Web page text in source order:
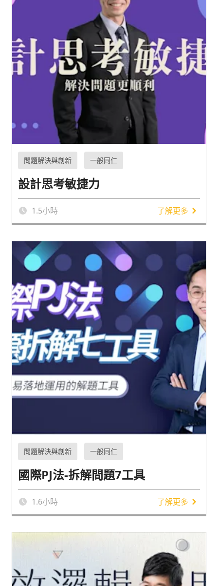
問題解決與創新 一般同仁
設計思考敏捷力
1.5小時 了解更多
問題解決與創新 一般同仁
國際PJ法-拆解問題7工具
1.6小時 了解更多